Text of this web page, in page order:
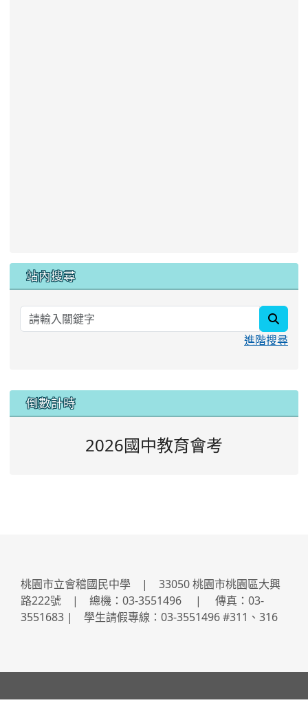
站內搜尋
進階搜尋
::: 倒數計時
2026國中教育會考
桃園市立會稽國民中學 | 33050 桃園市桃園區大興
路222號 | 總機：03-3551496 | 傳真：03-
3551683 | 學生請假專線：03-3551496 #311、316